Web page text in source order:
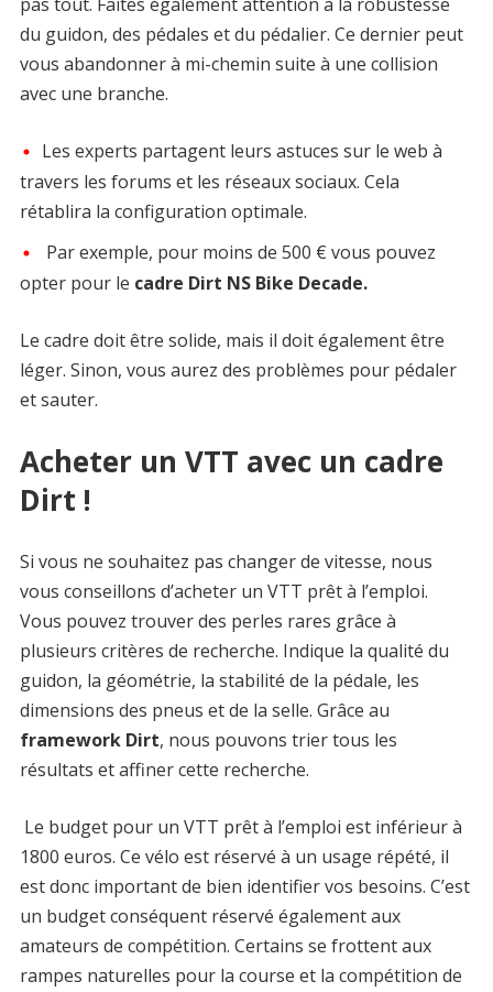
du guidon, des pédales et du pédalier. Ce dernier peut
vous abandonner à mi-chemin suite à une collision
avec une branche.
Les experts partagent leurs astuces sur le web à
travers les forums et les réseaux sociaux. Cela
rétablira la configuration optimale.
Par exemple, pour moins de 500 € vous pouvez
opter pour le cadre Dirt NS Bike Decade.
Le cadre doit être solide, mais il doit également être
léger. Sinon, vous aurez des problèmes pour pédaler
et sauter.
Acheter un VTT avec un cadre
Dirt !
Si vous ne souhaitez pas changer de vitesse, nous
vous conseillons d’acheter un VTT prêt à l’emploi.
Vous pouvez trouver des perles rares grâce à
plusieurs critères de recherche. Indique la qualité du
guidon, la géométrie, la stabilité de la pédale, les
dimensions des pneus et de la selle. Grâce au
framework Dirt, nous pouvons trier tous les
résultats et affiner cette recherche.
Le budget pour un VTT prêt à l’emploi est inférieur à
1800 euros. Ce vélo est réservé à un usage répété, il
est donc important de bien identifier vos besoins. C’est
un budget conséquent réservé également aux
amateurs de compétition. Certains se frottent aux
rampes naturelles pour la course et la compétition de